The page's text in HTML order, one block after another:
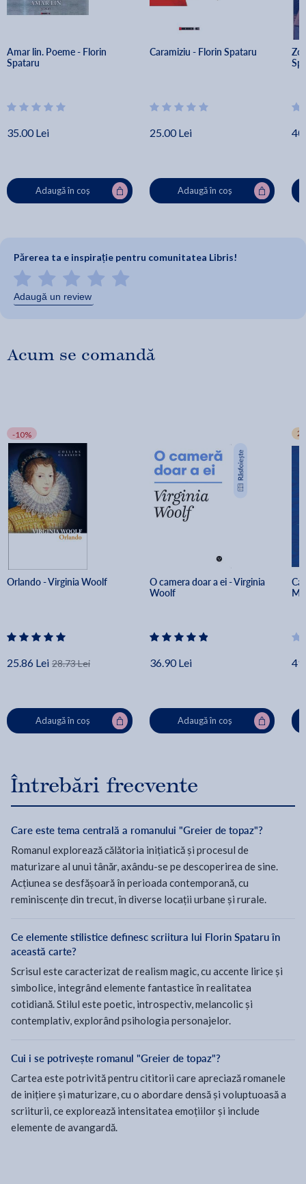
Amar lin. Poeme - Florin
Spataru
35.00 Lei
Adaugă în coș
Caramiziu - Florin Spataru
25.00 Lei
Adaugă în coș
Părerea ta e inspirație pentru comunitatea Libris!
Adaugă un review
Acum se comandă
-10%
Orlando - Virginia Woolf
25.86 Lei 28.73 Lei
Adaugă în coș
O camera doar a ei - Virginia
Woolf
36.90 Lei
Adaugă în coș
Ca
Întrebări frecvente
Care este tema centrală a romanului "Greier de topaz"?
Romanul explorează călătoria inițiatică și procesul de
maturizare al unui tânăr, axându-se pe descoperirea de sine.
Acțiunea se desfășoară în perioada contemporană, cu
reminiscențe din trecut, în diverse locații urbane și rurale.
Ce elemente stilistice definesc scriitura lui Florin Spataru în
această carte?
Scrisul este caracterizat de realism magic, cu accente lirice și
simbolice, integrând elemente fantastice în realitatea
cotidiană. Stilul este poetic, introspectiv, melancolic și
contemplativ, explorând psihologia personajelor.
Cui i se potrivește romanul "Greier de topaz"?
Cartea este potrivită pentru cititorii care apreciază romanele
de inițiere și maturizare, cu o abordare densă și voluptuoasă a
scriiturii, ce explorează intensitatea emoțiilor și include
elemente de avangardă.